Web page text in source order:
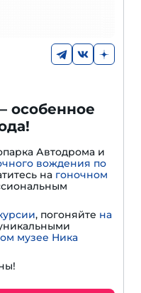
особенное
Автодрома и
вождения по
на гоночном
, погоняйте на
музее Ника